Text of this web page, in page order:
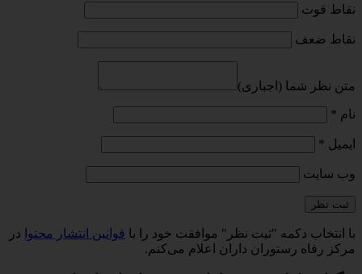
نقاط قوت
نقاط ضعف
متن نظر شما (اجباری)
نام *
ایمیل *
وب‌ سایت
با انتخاب دکمه "ثبت نظر" موافقت خود را با قوانین انتشار محتوا در
مرکز رفاه رستوران داران اعلام می‌کنم.